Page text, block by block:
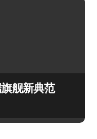
舰新典范